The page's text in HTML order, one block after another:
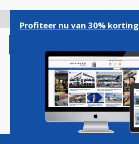
gaan
Magazine Podcasts
Profiteer nu van 30% korting